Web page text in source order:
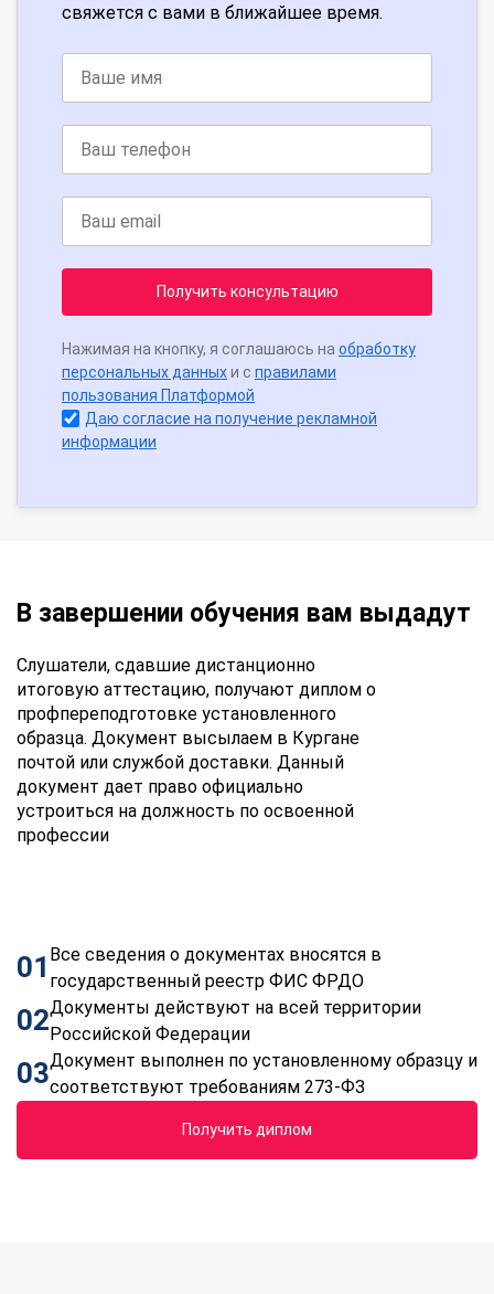
свяжется с вами в ближайшее время.
Получить консультацию
Нажимая на кнопку, я соглашаюсь на обработку
персональных данныхи с правилами
пользования Платформой
Даю согласие на получение рекламной
информации
В завершении обучения вам выдадут
Слушатели, сдавшие дистанционно
итоговую аттестацию, получают диплом о
профпереподготовке установленного
образца. Документ высылаем в Кургане
почтой или службой доставки. Данный
документ дает право официально
устроиться на должность по освоенной
профессии
01 Все сведения о документах вносятся в
государственный реестр ФИС ФРДО
02Документы действуют на всей территории
Российской Федерации
03Документ выполнен по установленному образцу и
соответствуют требованиям 273-ФЗ
Получить диплом